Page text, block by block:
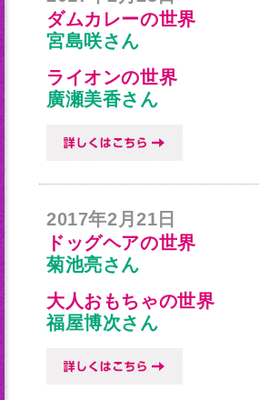
ダムカレーの世界
宮島咲さん
ライオンの世界
廣瀬美香さん
2017年2月21日
ドッグヘアの世界
菊池亮さん
大人おもちゃの世界
福屋博次さん